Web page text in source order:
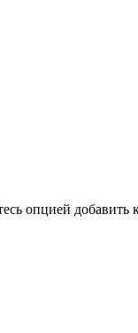
опцией добавить